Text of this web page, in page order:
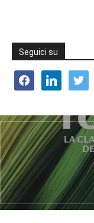
Seguici su
facebooklinkedin twitter